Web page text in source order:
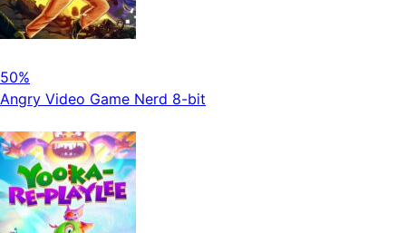
50%
Angry Video Game Nerd 8-bit